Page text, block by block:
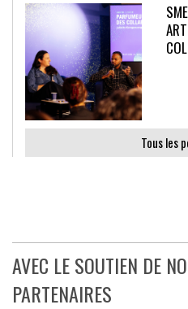
Tous les
AVEC LE SOUTIEN DE
PARTENAIRES